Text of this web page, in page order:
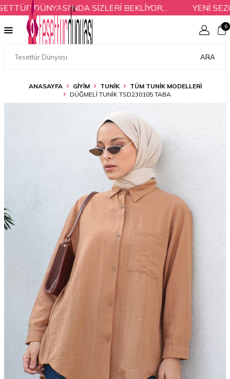
DÜNYASI'NDA SİZLERİ BEKLİYOR... YENİ
ARA
0
ANASAYFA GİYİM TUNİK
TÜM TUNIK MODELLERI
DÜĞMELI TUNIK TSD230105 TABA